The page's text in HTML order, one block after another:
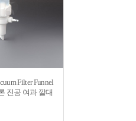
Filter Funnel
진공 여과 깔대